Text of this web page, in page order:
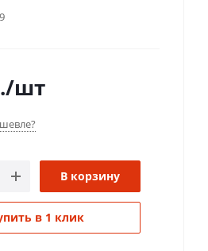
/шт
В корзину
в 1 клик